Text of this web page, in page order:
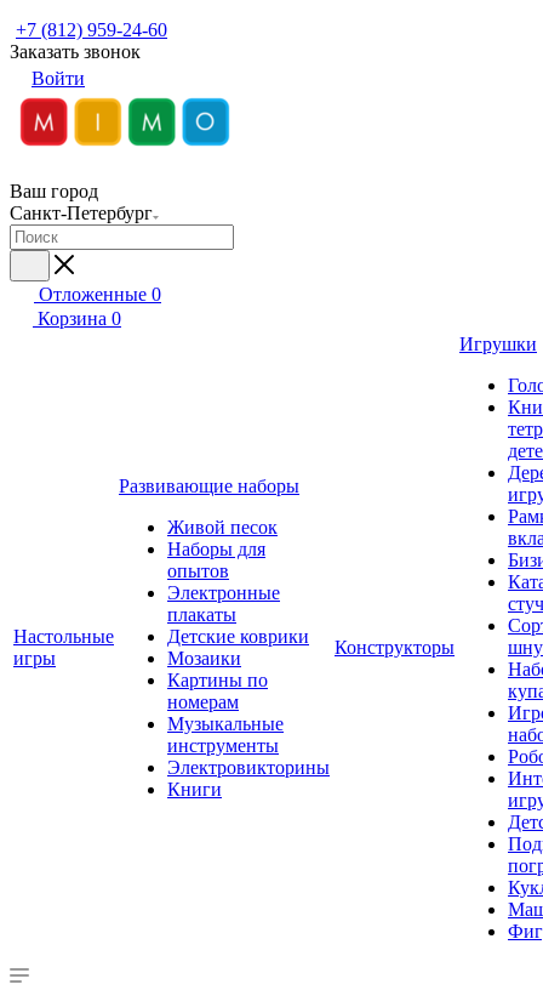
+7 (812) 959-24-60
Заказать звонок
Войти
Ваш город
Санкт-Петербург
Отложенные 0
Корзина 0
Настольные
игры
Развивающие наборы
Живой песок
Наборы для
опытов
Электронные
плакаты
Детские коврики
Мозаики
Картины по
номерам
Музыкальные
инструменты
Электровикторины
Книги
Конструкторы
Игрушки